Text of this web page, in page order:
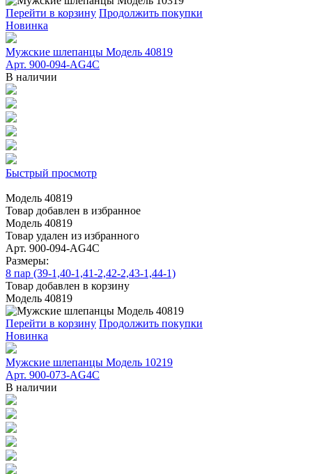
Перейти в корзину Продолжить покупки
Новинка
Мужские шлепанцы Модель 40819
Арт. 900-094-AG4C
В наличии
Быстрый просмотр
Модель 40819
Товар добавлен в избранное
Модель 40819
Товар удален из избранного
Арт. 900-094-AG4C
Размеры:
8 пар (39-1,40-1,41-2,42-2,43-1,44-1)
Товар добавлен в корзину
Модель 40819
Перейти в корзину Продолжить покупки
Новинка
Мужские шлепанцы Модель 10219
Арт. 900-073-AG4C
В наличии